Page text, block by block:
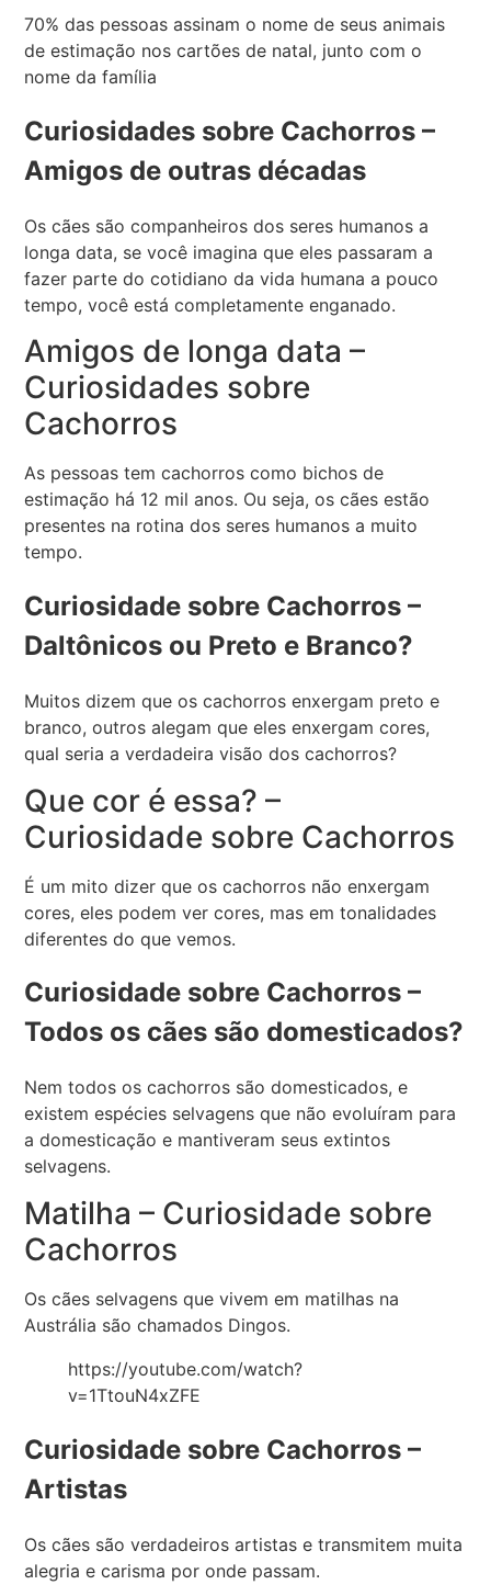
70% das pessoas assinam o nome de seus animais
de estimação nos cartões de natal, junto com o
nome da família
Curiosidades sobre Cachorros –
Amigos de outras décadas
Os cães são companheiros dos seres humanos a
longa data, se você imagina que eles passaram a
fazer parte do cotidiano da vida humana a pouco
tempo, você está completamente enganado.
Amigos de longa data –
Curiosidades sobre
Cachorros
As pessoas tem cachorros como bichos de
estimação há 12 mil anos. Ou seja, os cães estão
presentes na rotina dos seres humanos a muito
tempo.
Curiosidade sobre Cachorros –
Daltônicos ou Preto e Branco?
Muitos dizem que os cachorros enxergam preto e
branco, outros alegam que eles enxergam cores,
qual seria a verdadeira visão dos cachorros?
Que cor é essa? –
Curiosidade sobre Cachorros
É um mito dizer que os cachorros não enxergam
cores, eles podem ver cores, mas em tonalidades
diferentes do que vemos.
Curiosidade sobre Cachorros –
Todos os cães são domesticados?
Nem todos os cachorros são domesticados, e
existem espécies selvagens que não evoluíram para
a domesticação e mantiveram seus extintos
selvagens.
Matilha – Curiosidade sobre
Cachorros
Os cães selvagens que vivem em matilhas na
Austrália são chamados Dingos.
https://youtube.com/watch?
v=1TtouN4xZFE
Curiosidade sobre Cachorros –
Artistas
Os cães são verdadeiros artistas e transmitem muita
alegria e carisma por onde passam.